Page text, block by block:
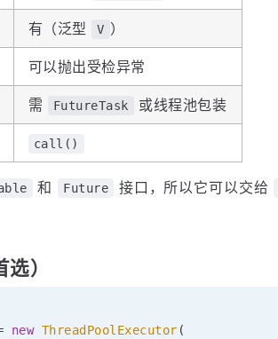
有（泛型 V ）
可以抛出受检异常
需 FutureTask 或线程池包装
call()
和 Future 接口，所以它可以交给
）
new ThreadPoolExecutor (